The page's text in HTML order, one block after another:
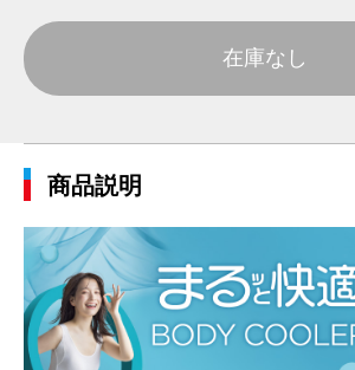
在庫なし
商品説明